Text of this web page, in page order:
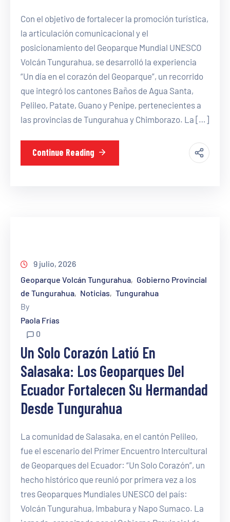
Con el objetivo de fortalecer la promoción turística,
la articulación comunicacional y el
posicionamiento del Geoparque Mundial UNESCO
Volcán Tungurahua, se desarrolló la experiencia
“Un día en el corazón del Geoparque”, un recorrido
que integró los cantones Baños de Agua Santa,
Pelileo, Patate, Guano y Penipe, pertenecientes a
las provincias de Tungurahua y Chimborazo. La […]
Continue Reading
9 julio, 2026
Geoparque Volcán Tungurahua‚ Gobierno Provincial
de Tungurahua‚ Noticias‚ Tungurahua
By
Paola Frías
0
Un Solo Corazón Latió En
Salasaka: Los Geoparques Del
Ecuador Fortalecen Su Hermandad
Desde Tungurahua
La comunidad de Salasaka, en el cantón Pelileo,
fue el escenario del Primer Encuentro Intercultural
de Geoparques del Ecuador: “Un Solo Corazón”, un
hecho histórico que reunió por primera vez a los
tres Geoparques Mundiales UNESCO del país:
Volcán Tungurahua, Imbabura y Napo Sumaco. La